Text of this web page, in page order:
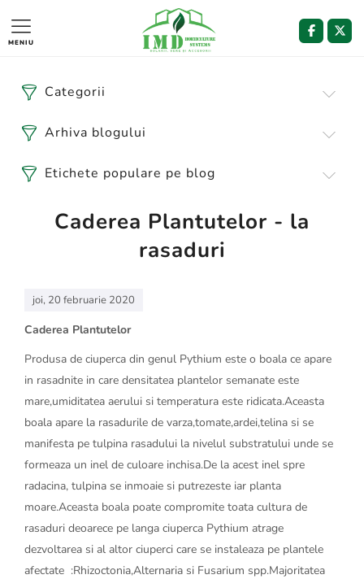
MENIU
Categorii
Arhiva blogului
Etichete populare pe blog
Caderea Plantutelor - la
rasaduri
joi, 20 februarie 2020
Caderea Plantutelor
Produsa de ciuperca din genul Pythium este o boala ce apare
in rasadnite in care densitatea plantelor semanate este
mare,umiditatea aerului si temperatura este ridicata.Aceasta
boala apare la rasadurile de varza,tomate,ardei,telina si se
manifesta pe tulpina rasadului la nivelul substratului unde se
formeaza un inel de culoare inchisa.De la acest inel spre
radacina, tulpina se inmoaie si putrezeste iar planta
moare.Aceasta boala poate compromite toata cultura de
rasaduri deoarece pe langa ciuperca Pythium atrage
dezvoltarea si al altor ciuperci care se instaleaza pe plantele
afectate :Rhizoctonia,Alternaria si Fusarium spp.Majoritatea